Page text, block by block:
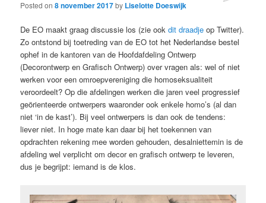
Posted on8 november 2017by Liselotte Doeswijk
De EO maakt graag discussie los (zie ookdit draadje op Twitter).
Zo ontstond bij toetreding van de EO tot het Nederlandse bestel
ophef in de kantoren van de Hoofdafdeling Ontwerp
(Decorontwerp en Grafisch Ontwerp) over vragen als: wel of niet
werken voor een omroepvereniging die homoseksualiteit
veroordeelt? Op die afdelingen werken die jaren veel progressief
geörienteerde ontwerpers waaronder ook enkele homo’s (al dan
niet ‘in de kast’). Bij veel ontwerpers is dan ook de tendens:
liever niet. In hoge mate kan daar bij het toekennen van
opdrachten rekening mee worden gehouden, desalniettemin is de
afdeling wel verplicht om decor en grafisch ontwerp te leveren,
dus je begrijpt: iemand is de klos.